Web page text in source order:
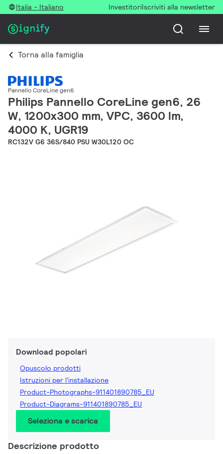
Italia - Italiano InvestitoriIscriviti alla newsletter
Torna alla famiglia
Pannello CoreLine gen6
Philips Pannello CoreLine gen6, 26
W, 1200x300 mm, VPC, 3600 lm,
4000 K, UGR19
RC132V G6 36S/840 PSU W30L120 OC
Download popolari
Opuscolo prodotti
Istruzioni per l'installazione
Product-Photographs-911401890785_EU
Product-Diagrams-911401890785_EU
Seleziona e scarica
Descrizione prodotto